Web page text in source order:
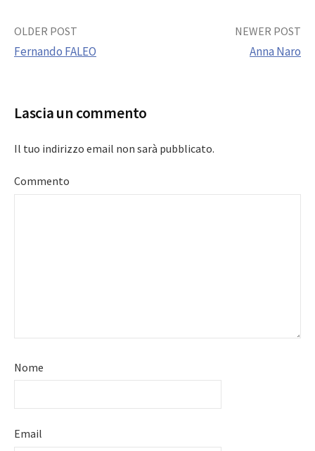
Post
OLDER POST
Fernando FALEO
NEWER POST
Anna Naro
Lascia un commento
Il tuo indirizzo email non sarà pubblicato.
Commento
Nome
Email